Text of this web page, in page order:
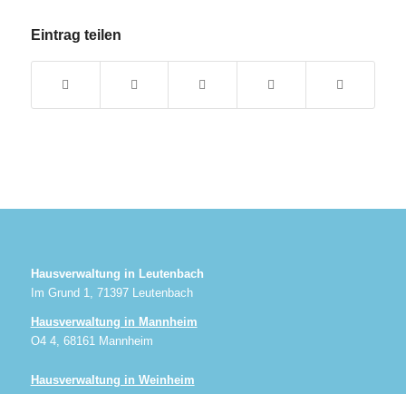
Eintrag teilen
Hausverwaltung in Leutenbach
Im Grund 1, 71397 Leutenbach
Hausverwaltung in Mannheim
O4 4, 68161 Mannheim
Hausverwaltung in Weinheim